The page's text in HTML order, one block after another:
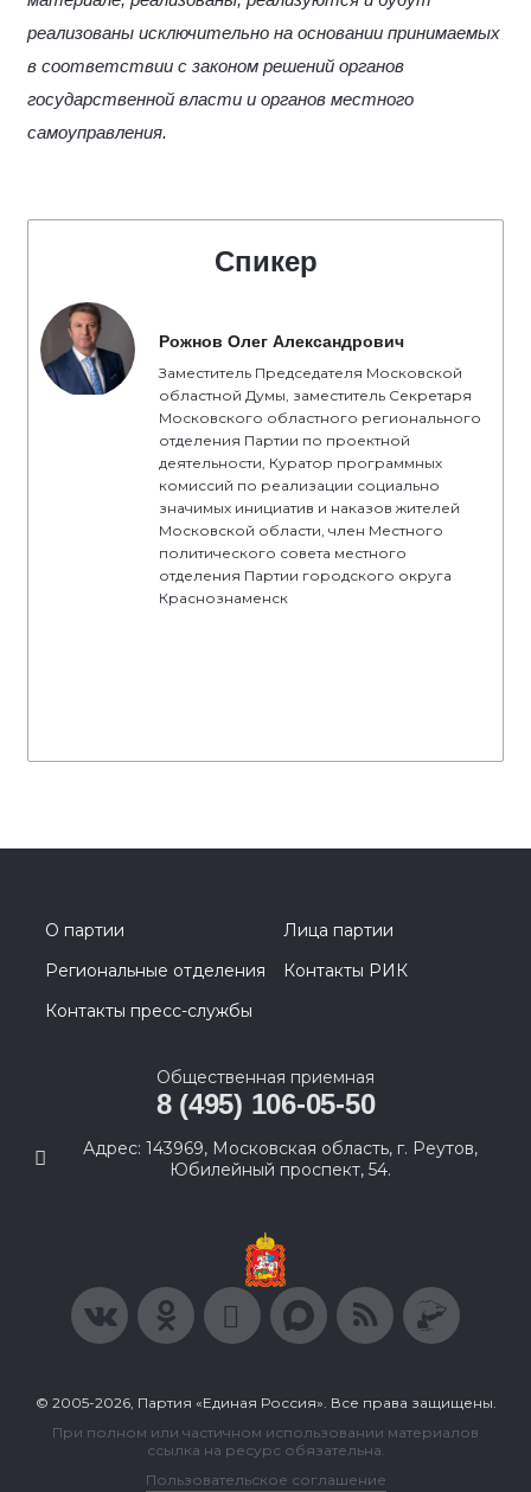
реализованы исключительно на основании принимаемых
в соответствии с законом решений органов
государственной власти и органов местного
самоуправления.
Спикер
Рожнов Олег Александрович
Заместитель Председателя Московской
областной Думы, заместитель Секретаря
Московского областного регионального
отделения Партии по проектной
деятельности, Куратор программных
комиссий по реализации социально
значимых инициатив и наказов жителей
Московской области, член Местного
политического совета местного
отделения Партии городского округа
Краснознаменск
О партии
Лица партии
Региональные отделения
Контакты РИК
Контакты пресс-службы
Общественная приемная
8 (495) 106-05-50
Адрес: 143969, Московская область, г. Реутов,
Юбилейный проспект, 54.
© 2005-2026, Партия «Единая Россия». Все права защищены.
При полном или частичном использовании материалов
ссылка на ресурс обязательна.
Пользовательское соглашение